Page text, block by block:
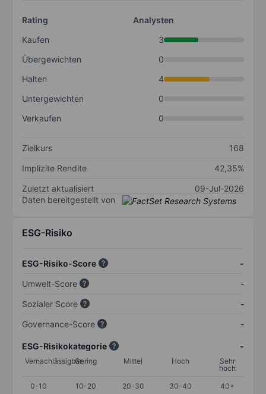
Rating
Analysten
Kaufen
3
Übergewichten
0
Halten
4
Untergewichten
0
Verkaufen
0
Zielkurs
168
Implizite Rendite
42,35%
Zuletzt aktualisiert
09-Jul-2026
Daten bereitgestellt von
ESG-Risiko
ESG-Risiko-Score
-
Umwelt-Score
-
Sozialer Score
-
Governance-Score
-
ESG-Risikokategorie -
VernachlässigbarGering Mittel Hoch
Sehr
hoch
0-10
10-20 20-30 30-40 40+